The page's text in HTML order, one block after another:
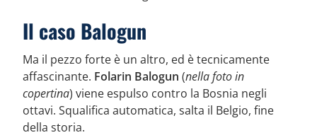
Il caso Balogun
Ma il pezzo forte è un altro, ed è tecnicamente
affascinante. Folarin Balogun (nella foto in
copertina) viene espulso contro la Bosnia negli
ottavi. Squalifica automatica, salta il Belgio, fine
della storia.